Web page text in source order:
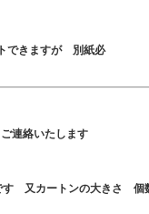
できますが 別紙必
連絡いたします
す 又カートンの大きさ 個